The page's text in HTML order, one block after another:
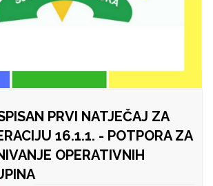
PRVI NATJEČAJ ZA
16.1.1. - POTPORA ZA
OPERATIVNIH